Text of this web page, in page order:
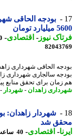
بودجه الحاقی
تومان
نیوز-اقتصادی-40 ساعت پیش - جمعه 16 مرداد 1405، 22:55
الحاقی شهرداری
برای تحقق منابع پیگیری
زاهدان- شهردار-
شهردار زاهدان:
شد
-اقتصادی-40 ساعت پیش - جمعه 16 مرداد 1405، 22:45